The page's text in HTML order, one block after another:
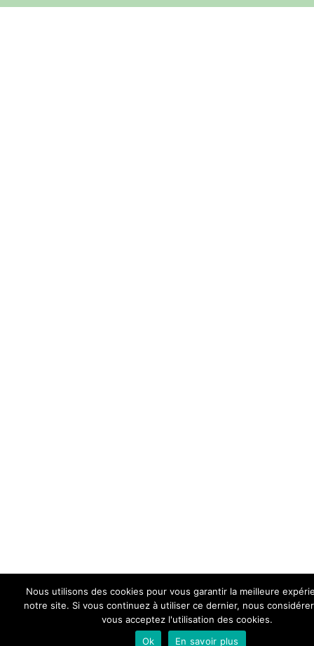
Nous utilisons des cookies pour vous garantir la meilleure
notre site. Si vous continuez à utiliser ce dernier, nous
vous acceptez l'utilisation des cookies.
Ok
En savoir plus